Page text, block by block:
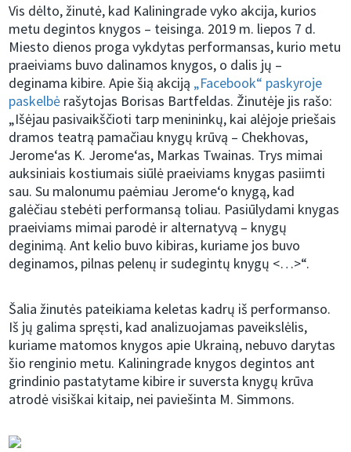
Vis dėlto, žinutė, kad Kaliningrade vyko akcija, kurios
metu degintos knygos – teisinga. 2019 m. liepos 7 d.
Miesto dienos proga vykdytas performansas, kurio metu
praeiviams buvo dalinamos knygos, o dalis jų –
deginama kibire. Apie šią akciją „Facebook“ paskyroje
paskelbė rašytojas Borisas Bartfeldas. Žinutėje jis rašo:
„Išėjau pasivaikščioti tarp menininkų, kai alėjoje priešais
dramos teatrą pamačiau knygų krūvą – Chekhovas,
Jerome‘as K. Jerome‘as, Markas Twainas. Trys mimai
auksiniais kostiumais siūlė praeiviams knygas pasiimti
sau. Su malonumu paėmiau Jerome‘o knygą, kad
galėčiau stebėti performansą toliau. Pasiūlydami knygas
praeiviams mimai parodė ir alternatyvą – knygų
deginimą. Ant kelio buvo kibiras, kuriame jos buvo
deginamos, pilnas pelenų ir sudegintų knygų <…>“.
Šalia žinutės pateikiama keletas kadrų iš performanso.
Iš jų galima spręsti, kad analizuojamas paveikslėlis,
kuriame matomos knygos apie Ukrainą, nebuvo darytas
šio renginio metu. Kaliningrade knygos degintos ant
grindinio pastatytame kibire ir suversta knygų krūva
atrodė visiškai kitaip, nei paviešinta M. Simmons.